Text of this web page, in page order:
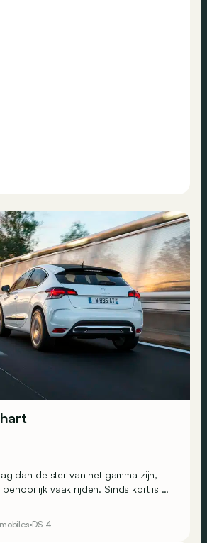
dan de ster van het gamma zijn,
vaak rijden. Sinds kort is hij
DS 4